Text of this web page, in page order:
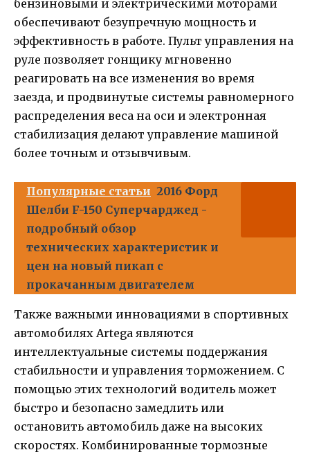
бензиновыми и электрическими моторами
обеспечивают безупречную мощность и
эффективность в работе. Пульт управления на
руле позволяет гонщику мгновенно
реагировать на все изменения во время
заезда, и продвинутые системы равномерного
распределения веса на оси и электронная
стабилизация делают управление машиной
более точным и отзывчивым.
Популярные статьи 2016 Форд
Шелби F-150 Суперчарджед -
подробный обзор
технических характеристик и
цен на новый пикап с
прокачанным двигателем
Также важными инновациями в спортивных
автомобилях Artega являются
интеллектуальные системы поддержания
стабильности и управления торможением. С
помощью этих технологий водитель может
быстро и безопасно замедлить или
остановить автомобиль даже на высоких
скоростях. Комбинированные тормозные